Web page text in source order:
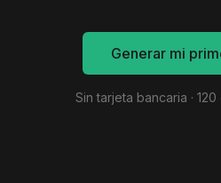
Generar mi
Sin tarjeta bancaria ·